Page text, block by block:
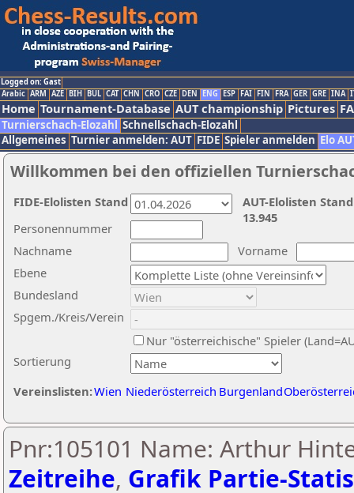
Logged on: Gast
Arabic ARM AZE BIH BUL CAT CHN CRO CZE DEN ENG ESP FAI FIN FRA GER GRE INA
Home Tournament-Database AUT championship Pictures
Turnierschach-Elozahl Schnellschach-Elozahl
Allgemeines Turnier anmelden: AUT FIDE Spieler anmelden Elo
Willkommen bei den offiziellen
Nachname
Vorname
Ebene
Sortierung
Personennummer
Bundesland
Spgem./Kreis/Verein
Nur "österreichische" Spieler
Vereinslisten:Wien Niederösterreich Burgenland
AUT-Elolisten
13.945
FIDE-Elolisten Stand
Pnr:105101 Name: Arthur
Zeitreihe, Grafik Partie-